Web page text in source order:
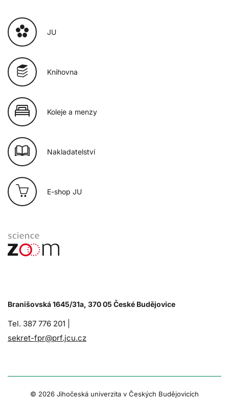
JU
Knihovna
Koleje a menzy
Nakladatelství
E-shop JU
Branišovská 1645/31a, 370 05 České Budějovice
Tel. 387 776 201 |
sekret-fpr@prf.jcu.cz
© 2026 Jihočeská univerzita v Českých Budějovicích